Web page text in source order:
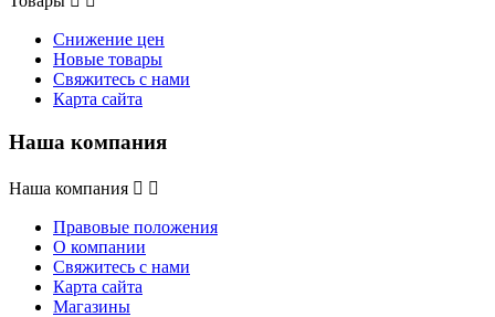
Снижение цен
Новые товары
Свяжитесь с нами
Карта сайта
Наша компания
Наша компания  
Правовые положения
О компании
Свяжитесь с нами
Карта сайта
Магазины